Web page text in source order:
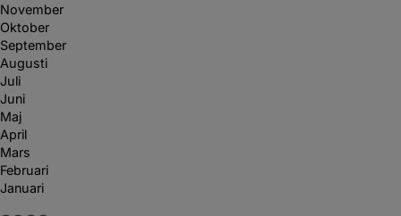
November
Oktober
September
Augusti
Juli
Juni
Maj
April
Mars
Februari
Januari